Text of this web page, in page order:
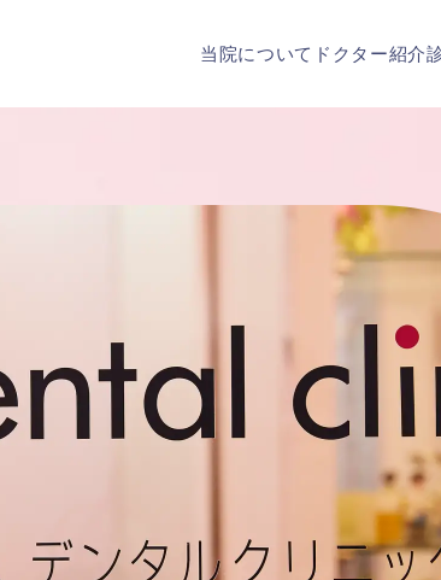
当院について ドクター紹介